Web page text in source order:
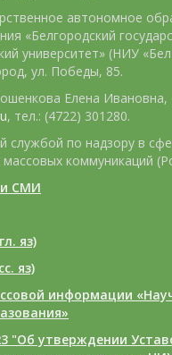
автономное
«Белгородский
университет» (НИУ
ул. Победы, 85.
Елена Ивановна,
, тел.: (4722) 301280.
службой по надзору в
коммуникаций
СМИ
яз)
яз)
информации
"Об утверждении